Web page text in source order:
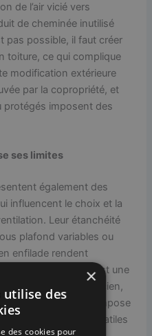
de l’air vicié vers
de cheminée inutilisé
pas possible, il faut créer
toiture, ce qui complique
modification extérieure
par la copropriété, et
protégés imposent des
ses limites
également des
influencent le choix et la
Leur étanchéité
plafond variables ou
enfilade rendent
complexe. Le bruit est une
un immeuble ancien,
optimale, ce qui impose
éléments anti-vibratiles
×
utilise des
des cookies pour